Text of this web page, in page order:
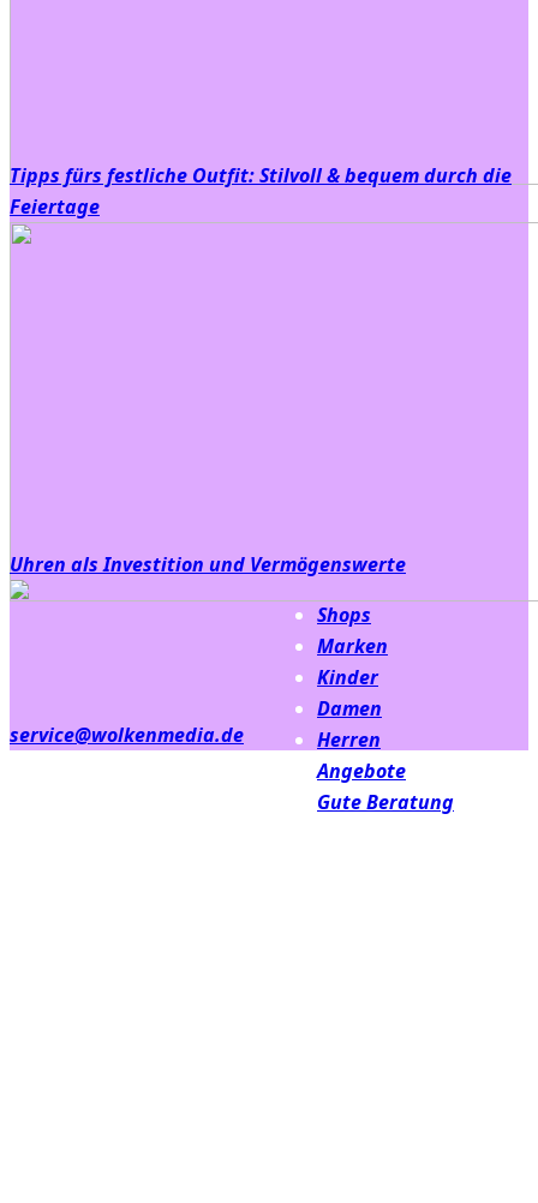
Tipps fürs festliche Outfit: Stilvoll & bequem durch die
Feiertage
Uhren als Investition und Vermögenswerte
Shops
Marken
Kinder
Damen
Herren
Angebote
Gute Beratung
service@wolkenmedia.de